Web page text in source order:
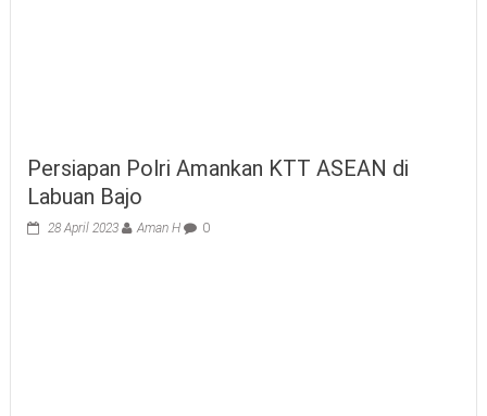
Persiapan Polri Amankan KTT ASEAN di
Labuan Bajo
28 April 2023 Aman H 0